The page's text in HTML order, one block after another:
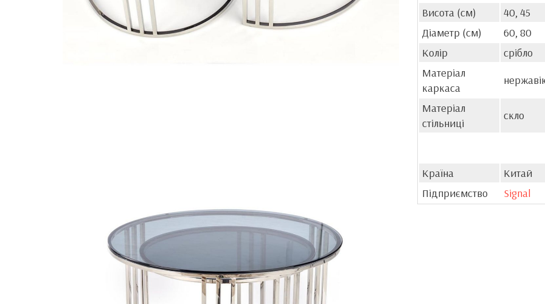
Висота (см)
40, 45
Діаметр (см)
60, 80
Колір
срібло
Матеріал
каркаса
Матеріал
стільниці
скло
Країна
Китай
Підприємство
Signal